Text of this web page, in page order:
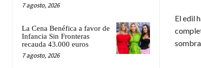
7 agosto, 2026
La Cena Benéfica a favor de
Infancia Sin Fronteras
recauda 43.000 euros
7 agosto, 2026
El edil